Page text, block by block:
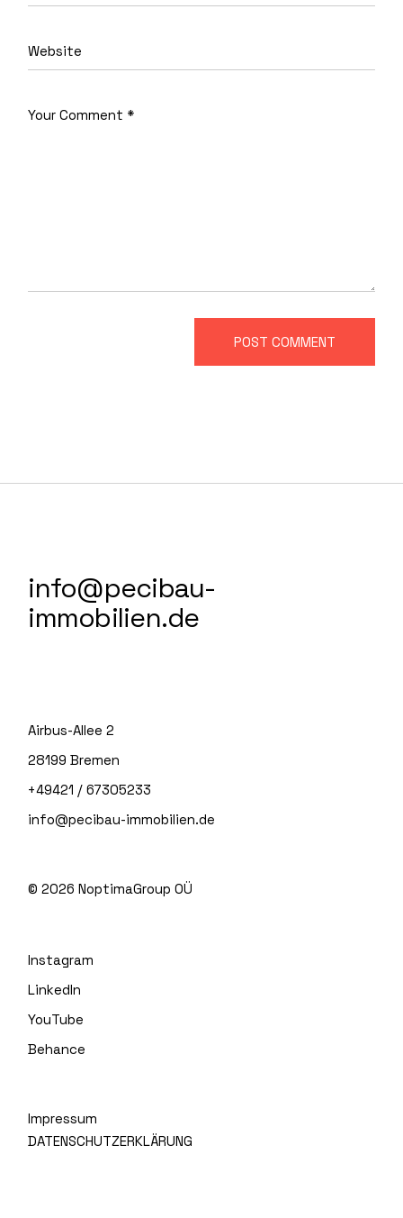
POST COMMENT
info@pecibau-
immobilien.de
Airbus-Allee 2
28199 Bremen
+49421 / 67305233
info@pecibau-immobilien.de
© 2026NoptimaGroup OÜ
Instagram
LinkedIn
YouTube
Behance
Impressum
DATENSCHUTZERKLÄRUNG